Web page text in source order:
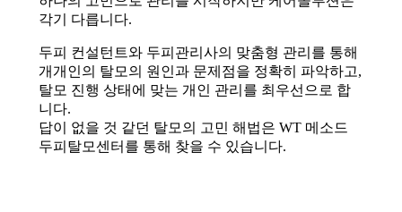
각기 다릅니다.
두피 컨설턴트와 두피관리사의 맞춤형 관리를 통해
개개인의 탈모의 원인과 문제점을 정확히 파악하고,
탈모 진행 상태에 맞는 개인 관리를 최우선으로 합
니다.
답이 없을 것 같던 탈모의 고민 해법은 WT 메소드
두피탈모센터를 통해 찾을 수 있습니다.